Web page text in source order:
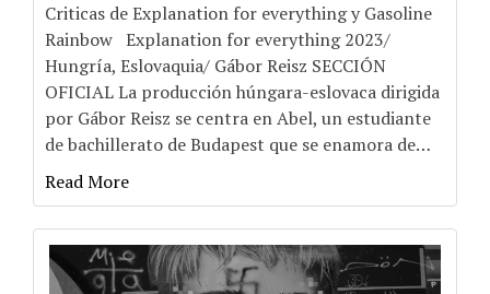
Criticas de Explanation for everything y Gasoline
Rainbow Explanation for everything 2023/
Hungría, Eslovaquia/ Gábor Reisz SECCIÓN
OFICIAL La producción húngara-eslovaca dirigida
por Gábor Reisz se centra en Abel, un estudiante
de bachillerato de Budapest que se enamora de…
Read More